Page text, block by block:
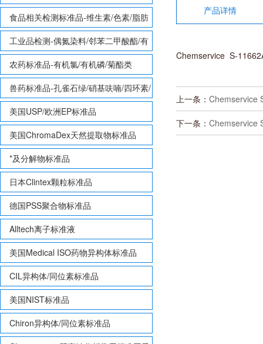
食品相关检测标准品-维生素/色素/脂肪
酸甲酯等
工业品检测-偶氮染料/邻苯二甲酸酯/有
机锡/多溴联苯/多溴联苯醚/多氯联苯
农药标准品-有机氯/有机磷/菊酯类
兽药标准品-孔雀石绿/硝基呋喃/四环素/
磺胺等
美国USP/欧洲EP标准品
美国ChromaDex天然提取物标准品
*及分解物标准品
日本Clintex颗粒标准品
德国PSS聚合物标准品
Alltech离子标准液
美国Medical ISO药物异构体标准品
CIL异构体/同位素标准品
美国NIST标准品
Chiron异构体/同位素标准品
产品详情
Chemservice S-
上一条： Chemservice
下一条： Chemservice